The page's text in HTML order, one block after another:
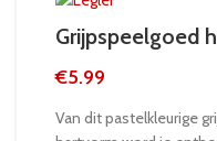
Grijpspeelgoed
€5.99
Van dit pastelkleurige